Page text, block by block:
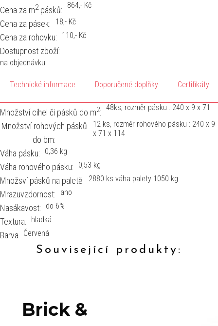
Cena za m2pásků: ,- Kč
864
Cena za pásek: ,- Kč
18
Cena za rohovku: ,- Kč
110
Dostupnost zboží:
na objednávku
Technické informace Doporučené doplňky Certifikáty
Množství cihel či pásků do m2: 48ks, rozměr pásku : 240 x 9 x 71
Množství rohových pásků
do bm:
12 ks, rozměr rohového pásku : 240 x 9
x 71 x 114
Váha pásku: 0,36 kg
Váha rohového pásku: 0,53 kg
Množsví pásků na paletě: 2880 ks váha palety 1050 kg
Mrazuvzdornost: ano
Nasákavost: do 6%
Textura: hladká
Barva Červená
Související produkty:
Brick &